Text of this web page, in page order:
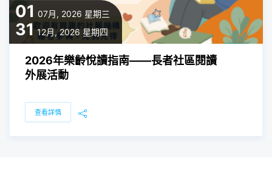
01 07月, 2026 星期三
31 12月, 2026 星期四
2026年樂齡悅讀指南——長者社區閱讀
外展活動
查看詳情